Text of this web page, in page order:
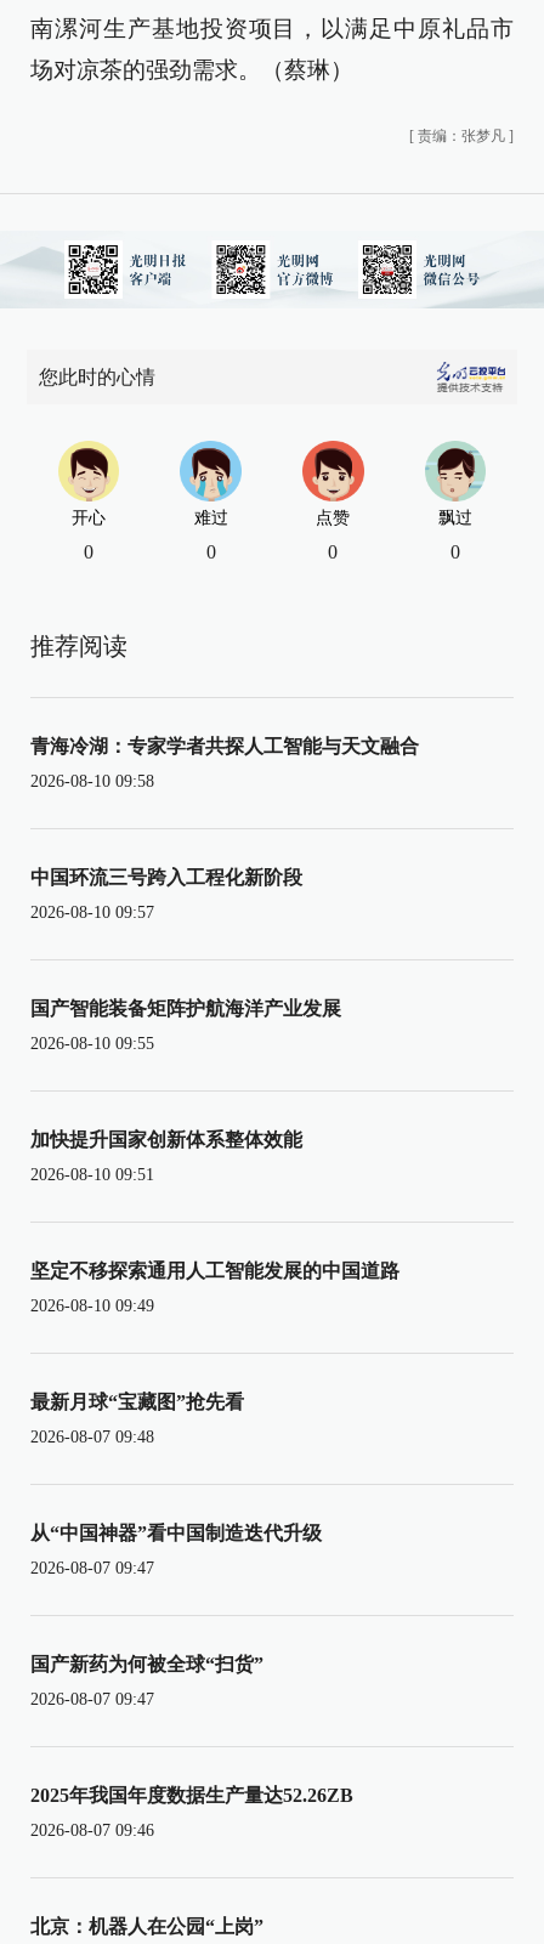
南漯河生产基地投资项目，以满足中原礼品市
场对凉茶的强劲需求。（蔡琳）
[ 责编：张梦凡 ]
您此时的心情
开心
0
难过
0
点赞
0
飘过
0
推荐阅读
青海冷湖：专家学者共探人工智能与天文融合
2026-08-10 09:58
中国环流三号跨入工程化新阶段
2026-08-10 09:57
国产智能装备矩阵护航海洋产业发展
2026-08-10 09:55
加快提升国家创新体系整体效能
2026-08-10 09:51
坚定不移探索通用人工智能发展的中国道路
2026-08-10 09:49
最新月球“宝藏图”抢先看
2026-08-07 09:48
从“中国神器”看中国制造迭代升级
2026-08-07 09:47
国产新药为何被全球“扫货”
2026-08-07 09:47
2025年我国年度数据生产量达52.26ZB
2026-08-07 09:46
北京：机器人在公园“上岗”